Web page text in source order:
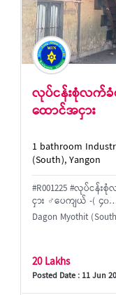
လုပ်ငန်းစုံလက်ခံ
ထောင်အငှား
1 bathroom
(South), Yangon
#R001225 #လုပ်င
ငှား ♂️ပေကျယ် -( ၄၀
Dagon Myothit
20 Lakhs
Posted Date : 11 Jun